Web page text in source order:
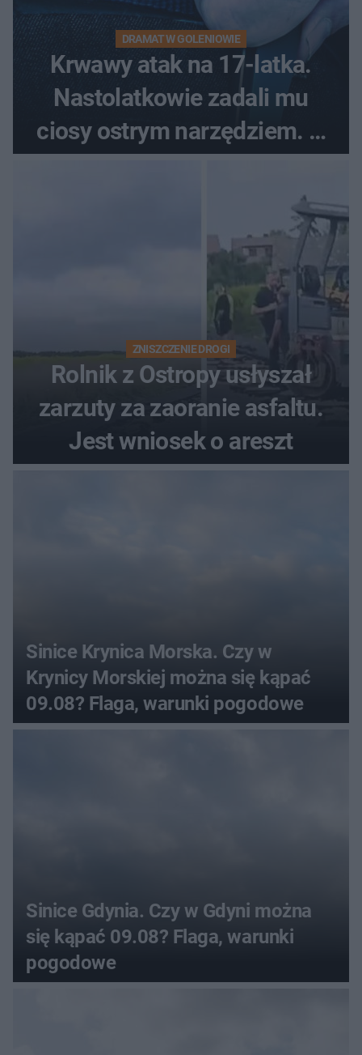
DRAMAT W GOLENIOWIE
Krwawy atak na 17-latka.
Nastolatkowie zadali mu
ciosy ostrym narzędziem. O
ZNISZCZENIE DROGI
Rolnik z Ostropy usłyszał
zarzuty za zaoranie asfaltu.
Jest wniosek o areszt
Sinice Krynica Morska. Czy w
Krynicy Morskiej można się kąpać
09.08? Flaga, warunki pogodowe
Sinice Gdynia. Czy w Gdyni można
się kąpać 09.08? Flaga, warunki
pogodowe